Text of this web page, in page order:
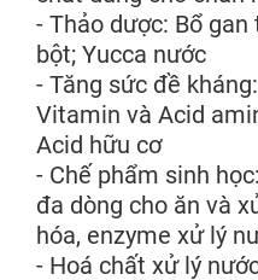
- Thảo dược: Bổ
bột; Yucca nước
- Tăng sức đề
Vitamin và Acid
Acid hữu cơ
- Chế phẩm sinh
đa dòng cho ăn và
hóa, enzyme xử lý
- Hoá chất xử lý